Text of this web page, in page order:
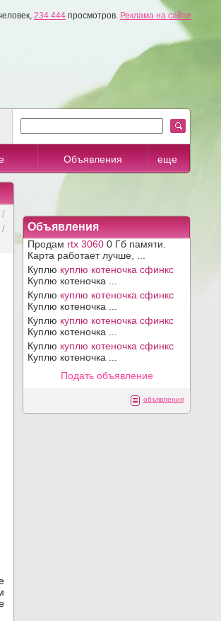
234 444 просмотров. Реклама на сайте
Объявления еще
/ Объявления
Продам rtx 3060 0 Гб памяти.
Карта работает лучше, ...
Куплю куплю котеночка сфинкс
Куплю котеночка ...
Куплю куплю котеночка сфинкс
Куплю котеночка ...
Куплю куплю котеночка сфинкс
Куплю котеночка ...
Куплю куплю котеночка сфинкс
Куплю котеночка ...
Подать объявление
объявления